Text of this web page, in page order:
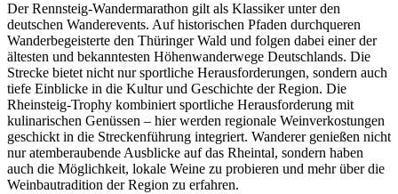
Der Rennsteig-Wandermarathon gilt als Klassiker unter den
deutschen Wanderevents. Auf historischen Pfaden durchqueren
Wanderbegeisterte den Thüringer Wald und folgen dabei einer der
ältesten und bekanntesten Höhenwanderwege Deutschlands. Die
Strecke bietet nicht nur sportliche Herausforderungen, sondern auch
tiefe Einblicke in die Kultur und Geschichte der Region. Die
Rheinsteig-Trophy kombiniert sportliche Herausforderung mit
kulinarischen Genüssen – hier werden regionale Weinverkostungen
geschickt in die Streckenführung integriert. Wanderer genießen nicht
nur atemberaubende Ausblicke auf das Rheintal, sondern haben
auch die Möglichkeit, lokale Weine zu probieren und mehr über die
Weinbautradition der Region zu erfahren.